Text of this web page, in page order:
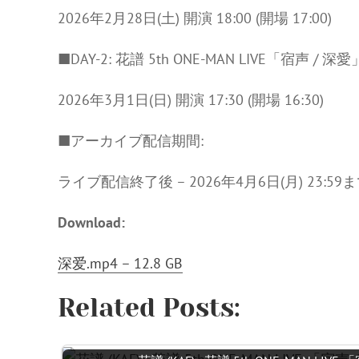
2026年2月28日(土) 開演 18:00 (開場 17:00)
■DAY-2: 花譜 5th ONE-MAN LIVE「宿声 / 深愛
2026年3月1日(日) 開演 17:30 (開場 16:30)
■アーカイブ配信期間:
ライブ配信終了後 – 2026年4月6日(月) 23:59
Download:
深爱.mp4 – 12.8 GB
Related Posts: